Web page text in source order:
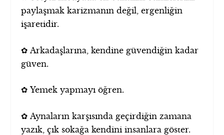
paylaşmak karizmanın değil, ergenliğin
işaretidir.
✿ Arkadaşlarına, kendine güvendiğin kadar
güven.
✿ Yemek yapmayı öğren.
✿ Aynaların karşısında geçirdiğin zamana
yazık, çık sokağa kendini insanlara göster.